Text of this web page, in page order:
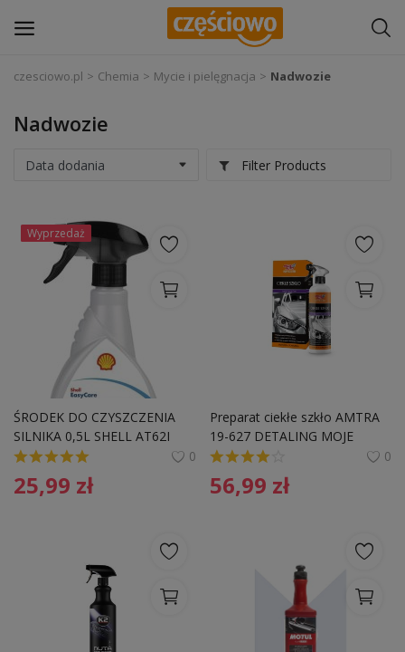
się
Wyposażenie i akcesoria samochodowe
Narzędzia i sprzęt warsztatowy
Opony i felgi
Pozostałe
Wyprzedaż
Schowek
czesciowo.pl Chemia Mycie i pielęgnacja Nadwozie
Nadwozie
Filter Products
Wyprzedaż
ŚRODEK DO CZYSZCZENIA
SILNIKA 0,5L SHELL AT62I
0
25,99 zł
Preparat ciekłe szkło AMTRA
19-627 DETALING MOJE
AUTO 500ML
0
56,99 zł